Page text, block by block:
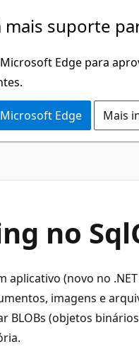
mais suporte
Edge para
Edge Mais
no
(novo no
imagens e
BLOBs (objetos